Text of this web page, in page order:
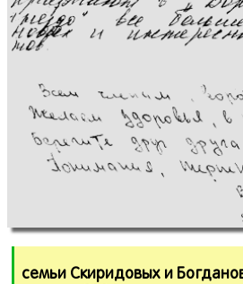
семьи Скиридовых и